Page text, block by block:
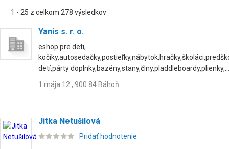
1 - 25 z celkom 278 výsledkov
Yanis s. r. o.
eshop pre deti,
detí,párty doplnky,bazény,stany,člny,pladdleboardy,plienky,...
1.mája 12 , 900 84 Báhoň
Jitka Netušilová
Pridať hodnotenie